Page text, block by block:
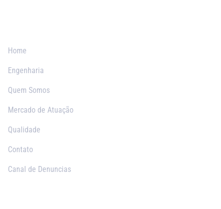
Home
Engenharia
Quem Somos
Mercado de Atuação
Qualidade
Contato
Canal de Denuncias